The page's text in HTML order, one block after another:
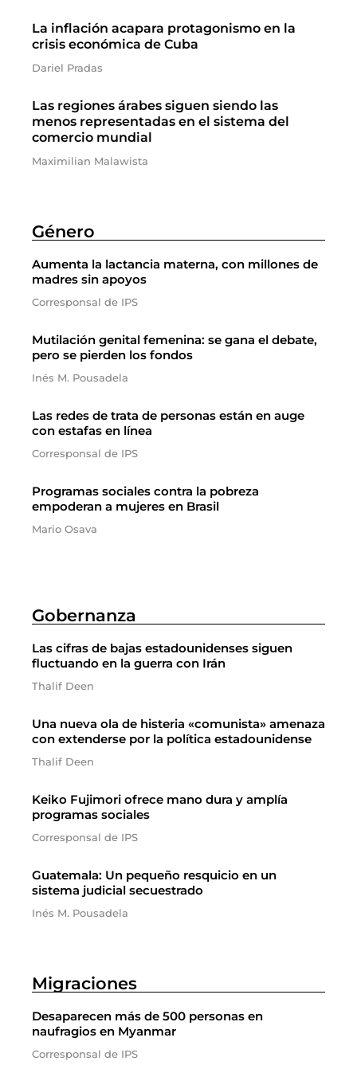
La inflación acapara protagonismo en la
crisis económica de Cuba
Dariel Pradas
Las regiones árabes siguen siendo las
menos representadas en el sistema del
comercio mundial
Maximilian Malawista
Género
Aumenta la lactancia materna, con millones de
madres sin apoyos
Corresponsal de IPS
Mutilación genital femenina: se gana el debate,
pero se pierden los fondos
Inés M. Pousadela
Las redes de trata de personas están en auge
con estafas en línea
Corresponsal de IPS
Programas sociales contra la pobreza
empoderan a mujeres en Brasil
Mario Osava
Gobernanza
Las cifras de bajas estadounidenses siguen
fluctuando en la guerra con Irán
Thalif Deen
Una nueva ola de histeria «comunista» amenaza
con extenderse por la política estadounidense
Thalif Deen
Keiko Fujimori ofrece mano dura y amplía
programas sociales
Corresponsal de IPS
Guatemala: Un pequeño resquicio en un
sistema judicial secuestrado
Inés M. Pousadela
Migraciones
Desaparecen más de 500 personas en
naufragios en Myanmar
Corresponsal de IPS